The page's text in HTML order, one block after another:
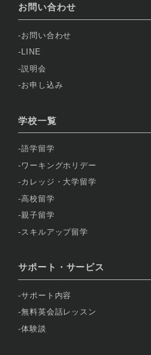
お問い合わせ
お問い合わせ
LINE
説明会
お申し込み
学校一覧
語学留学
ワーキングホリデー
カレッジ・大学留学
高校留学
親子留学
スキルアップ留学
サポート・サービス
サポート内容
無料英会話レッスン
体験談